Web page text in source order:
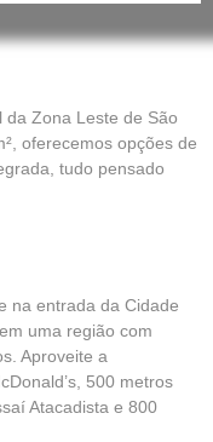
da Zona Leste de São
oferecemos opções de
tudo pensado
na entrada da Cidade
uma região com
Aproveite a
, 500 metros
Atacadista e 800